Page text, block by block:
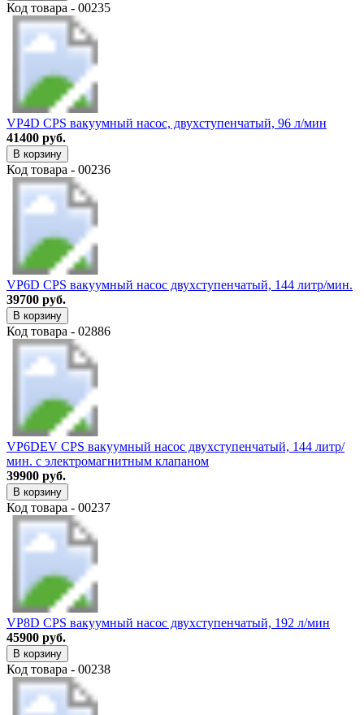
Код товара - 00235
VP4D CPS вакуумный насос, двухступенчатый, 96 л/мин
41400 руб.
В корзину
Код товара - 00236
VP6D CPS вакуумный насос двухступенчатый, 144 литр/мин.
39700 руб.
В корзину
Код товара - 02886
VP6DEV CPS вакуумный насос двухступенчатый, 144 литр/
мин. c электромагнитным клапаном
39900 руб.
В корзину
Код товара - 00237
VP8D CPS вакуумный насос двухступенчатый, 192 л/мин
45900 руб.
В корзину
Код товара - 00238